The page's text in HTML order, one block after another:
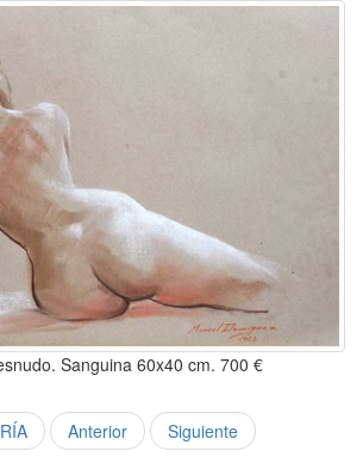
Sanguina 60x40 cm. 700 €
Anterior Siguiente